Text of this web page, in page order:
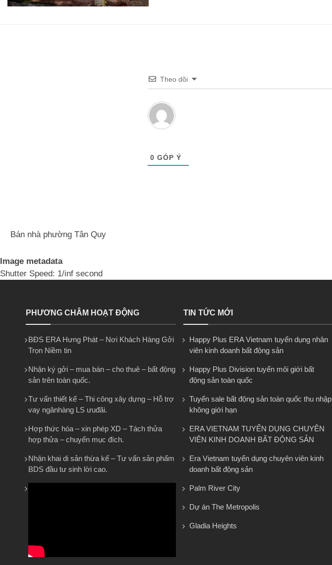
Theo dõi
0 GÓP Ý
Bán nhà phường Tân Quy
Image metadata
Shutter Speed: 1/inf second
PHƯƠNG CHÂM HOẠT ĐỘNG
BĐS ERA Hưng Phát – Nơi Khách Hàng Gởi
Trọn Niềm tin
Nhận ký gởi – mua bán – cho thuê – bất động
sản trên toàn quốc.
Tư vấn thiết kế – Thi công xây dựng – Hỗ trợ
vay ngânhàng LS ưuđãi.
Hợp thức hóa – xin phép XD – Tách thửa
hợp thửa – chuyển mục đích.
Nhận khai di sản thừa kế – Tư vấn sản phẩm
BDS đầu tư sinh lời cao.
TIN TỨC MỚI
Happy Plus ERA Vietnam tuyển dụng nhân
viên kinh doanh bất động sản
Happy Plus Division tuyển môi giới bất
động sản toàn quốc
Tuyển sale bất động sản toàn quốc thu nhập
không giới hạn
ERA VIETNAM TUYỂN DỤNG CHUYÊN
VIÊN KINH DOANH BẤT ĐỘNG SẢN
Era Vietnam tuyển dụng chuyên viên kinh
doanh bất động sản
Palm River City
Dự án The Metropolis
Gladia Heights